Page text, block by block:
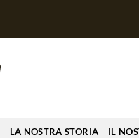
LA NOSTRA STORIA IL